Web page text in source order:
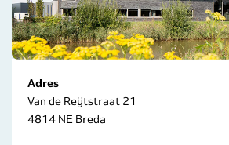
Adres
Van de Reijtstraat 21
4814 NE Breda